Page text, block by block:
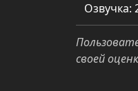
Озвучка:
своей